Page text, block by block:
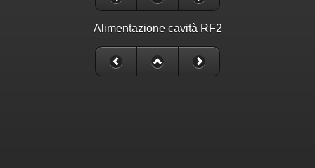
Alimentazione cavità RF2